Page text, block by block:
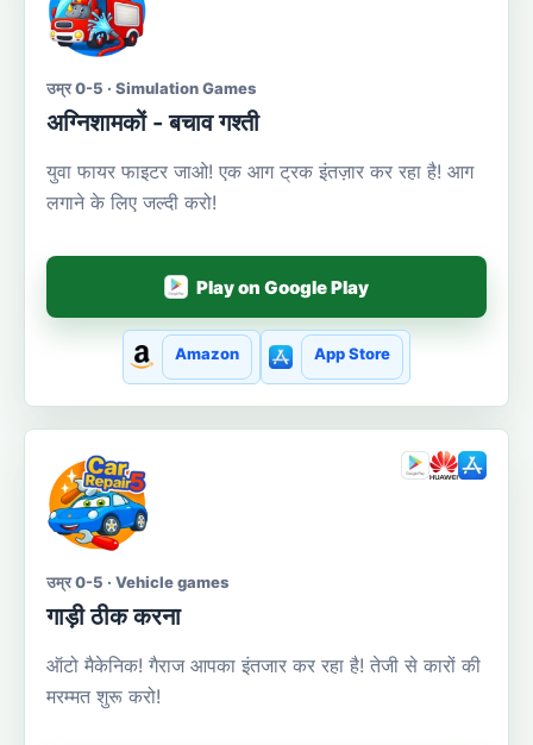
उम्र 0-5 · Simulation Games
अग्निशामकों - बचाव गश्ती
युवा फायर फाइटर जाओ! एक आग ट्रक इंतज़ार कर रहा है! आग
लगाने के लिए जल्दी करो!
Play on Google Play
Amazon App Store
उम्र 0-5 · Vehicle games
गाड़ी ठीक करना
ऑटो मैकेनिक! गैराज आपका इंतजार कर रहा है! तेजी से कारों की
मरम्मत शुरू करो!